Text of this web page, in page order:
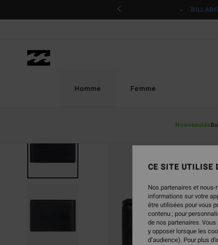
Homme
Nouveautés
Femme
CE SITE UTILISE
Nos partenaires et
informations sur votre
être utilisées pour vous
contenu ; pour
de nos partenaires.
y opposer lorsque les
d’audience). Pour plus